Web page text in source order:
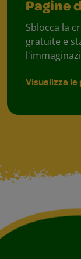
Pagine
Sblocca la
gratuite e
Visualizza le